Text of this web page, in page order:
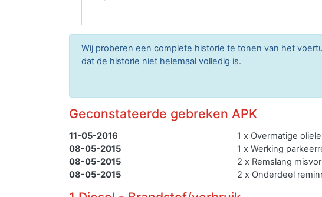
Wij proberen een complete historie te tonen van het
dat de historie niet helemaal volledig is.
Geconstateerde gebreken APK
11-05-2016
1 x Overmatige
08-05-2015
1 x Werking
08-05-2015
2 x Remslang
08-05-2015
2 x Onderdeel